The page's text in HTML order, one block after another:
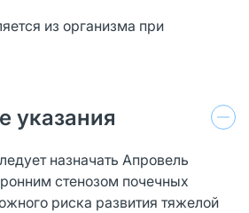
из организма при
указания
назначать Апровель
стенозом почечных
риска развития тяжелой